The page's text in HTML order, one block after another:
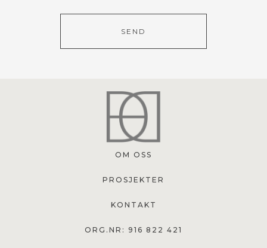
SEND
OM OSS
PROSJEKTER
KONTAKT
ORG.NR: 916 822 421